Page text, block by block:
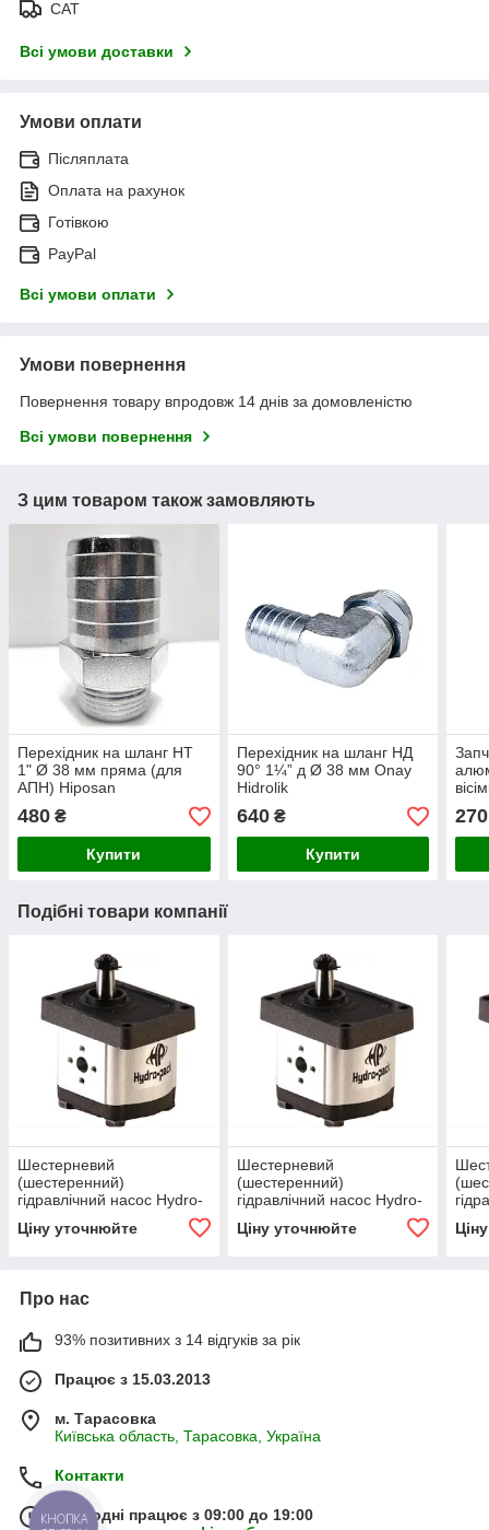
САТ
Всі умови доставки
Умови оплати
Післяплата
Оплата на рахунок
Готівкою
PayPal
Всі умови оплати
Умови повернення
Повернення товару впродовж 14 днів за домовленістю
Всі умови повернення
З цим товаром також замовляють
Перехідник на шланг НТ
1" Ø 38 мм пряма (для
АПН) Hiposan
480 ₴
Купити
Перехідник на шланг НД
90° 1¼” д Ø 38 мм Onay
Hidrolik
640₴
Купити
270
Подібні товари компанії
Шестерневий
(шестеренний)
гідравлічний насос Hydro-
Ціну уточнюйте
Шестерневий
(шестеренний)
гідравлічний насос Hydro-
Ціну уточнюйте
Про нас
93% позитивних з 14 відгуків за рік
Працює з 15.03.2013
м. Тарасовка
Київська область, Тарасовка, Україна
Контакти
Сьогодні працює з 09:00 до 19:00
КНОПКА